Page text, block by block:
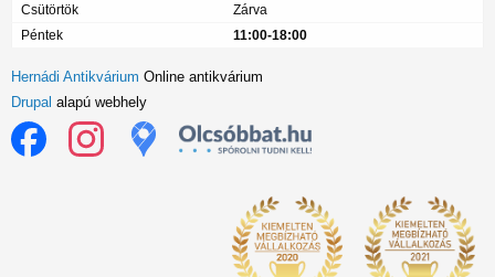
Csütörtök
Zárva
Péntek
11:00-18:00
Hernádi Antikvárium Online antikvárium
Drupal alapú webhely